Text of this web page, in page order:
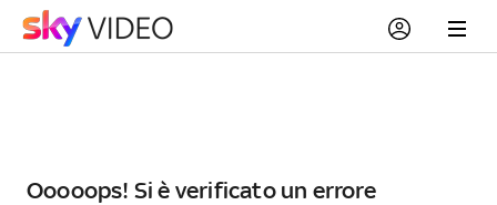
Ooooops! Si è verificato un errore